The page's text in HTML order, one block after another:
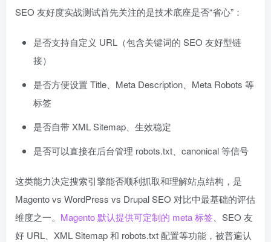
SEO 友好度实战测试首先关注的是技术底座是否“省心”：
是否支持自定义 URL（包含关键词的 SEO 友好型链
接）
是否方便设置 Title、Meta Description、Meta Robots 等
标签
是否自带 XML Sitemap、生效稳定
是否可以直接在后台管理 robots.txt、canonical 等信号
这类能力决定搜索引擎能否顺利抓取和理解站点结构，是
Magento vs WordPress vs Drupal SEO 对比中最基础的评估
维度之一。 Magento 默认提供可定制的 meta 标签 、SEO 友
好 URL、XML Sitemap 和 robots.txt 配置等功能，被普遍认